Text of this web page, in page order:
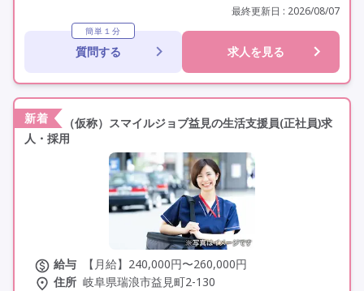
初任者研修(ヘルパー2級)
夜勤専従 社会保険完備
交通費支給
学歴不問
定年60歳以上
最終更新日 : 2026/08/07
簡単１分
質問する 求人を見る
新着
（仮称）スマイルジョブ益見の生活支援員(正社員)求
人・採用
給与
【月給】240,000円〜260,000円
住所 岐阜県瑞浪市益見町2-130